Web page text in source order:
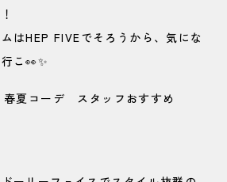
はHEP FIVEでそろうから、気にな
こ👀✨